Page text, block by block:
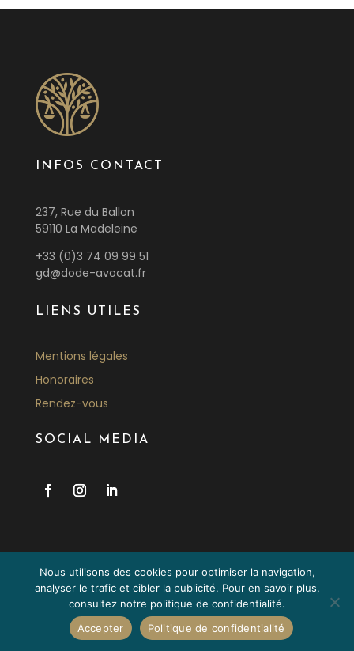
INFOS CONTACT
237, Rue du Ballon
59110 La Madeleine
+33 (0)3 74 09 99 51
gd@dode-avocat.fr
LIENS UTILES
Mentions légales
Honoraires
Rendez-vous
SOCIAL MEDIA
© Copyright 2026 - Dode Avocats
Créé par
GK Communication
Nous utilisons des cookies pour optimiser la navigation,
analyser le trafic et cibler la publicité. Pour en savoir plus,
consultez notre politique de confidentialité.
Accepter
Politique de confidentialité